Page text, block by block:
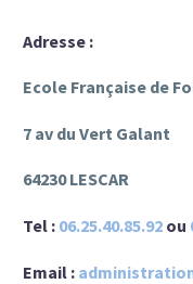
Adresse :
Ecole Française de
7 av du Vert Galant
64230 LESCAR
Tel : 06.25.40.85.92 ou
Email :